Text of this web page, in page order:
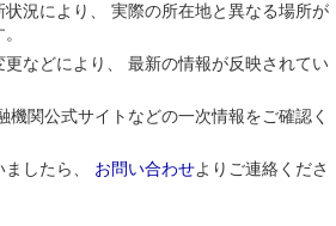
況により、 実際の所在地と異なる場所が
更などにより、 最新の情報が反映されてい
機関公式サイトなどの一次情報をご確認く
したら、 お問い合わせよりご連絡くださ